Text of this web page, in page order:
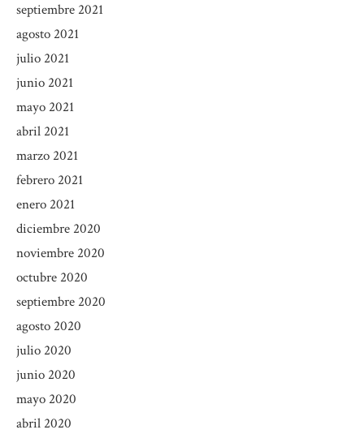
septiembre 2021
agosto 2021
julio 2021
junio 2021
mayo 2021
abril 2021
marzo 2021
febrero 2021
enero 2021
diciembre 2020
noviembre 2020
octubre 2020
septiembre 2020
agosto 2020
julio 2020
junio 2020
mayo 2020
abril 2020